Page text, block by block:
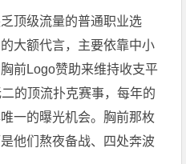
顶级流量的普通职业选
大额代言，主要依靠中小
前Logo赞助来维持收支平
的顶流扑克赛事，每年的
一的曝光机会。胸前那枚
他们熬夜备战、四处奔波